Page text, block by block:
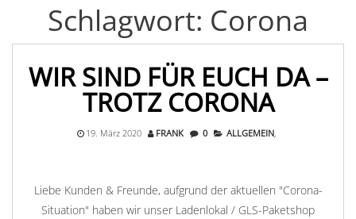
Schlagwort: Corona
WIR SIND FÜR EUCH DA –
TROTZ CORONA
19. März 2020 FRANK 0 ALLGEMEIN,
Liebe Kunden & Freunde, aufgrund der aktuellen "Corona-
Situation" haben wir unser Ladenlokal / GLS-Paketshop